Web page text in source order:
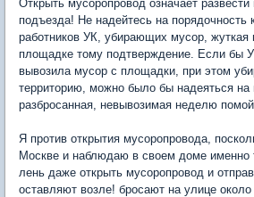
Открыть мусоропровод означает
подъезда! Не надейтесь на порядочность
работников УК, убирающих мусор, жуткая
площадке тому подтверждение. Если бы
вывозила мусор с площадки, при этом
территорию, можно было бы надеяться на
разбросанная, невывозимая неделю
Я против открытия мусоропровода,
Москве и наблюдаю в своем доме именно
лень даже открыть мусоропровод и
оставляют возле! бросают на улице